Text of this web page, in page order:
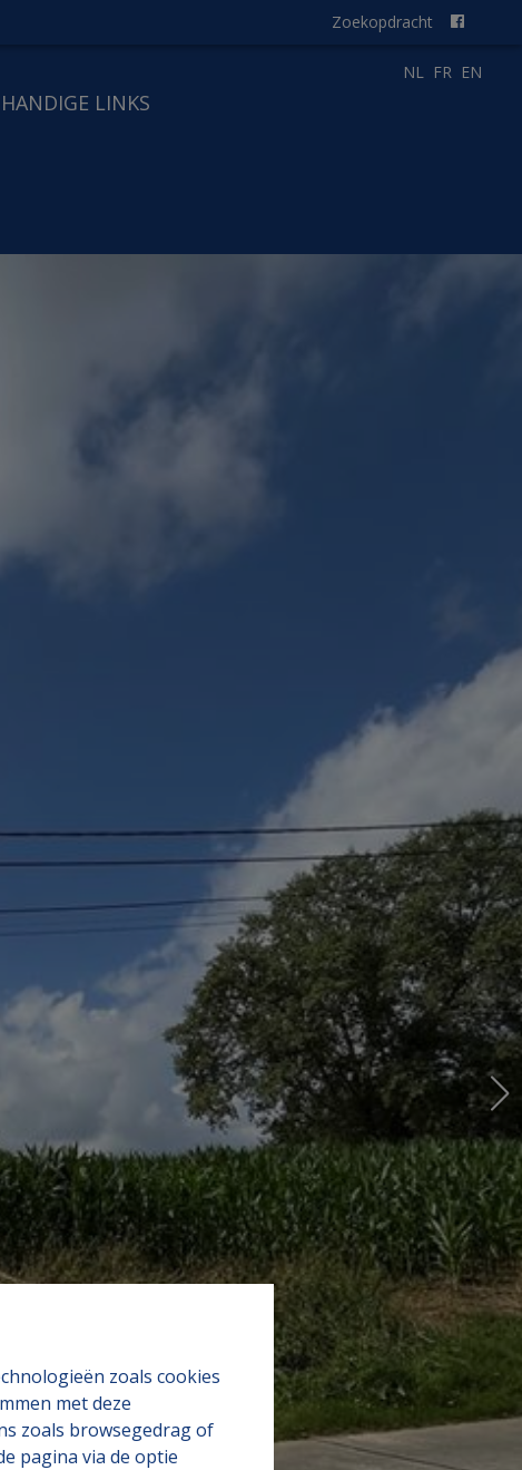
zoals cookies
met deze
zoals browsegedrag of
pagina via de optie
Zoekopdracht
HANDIGE LINKS
NL FR EN